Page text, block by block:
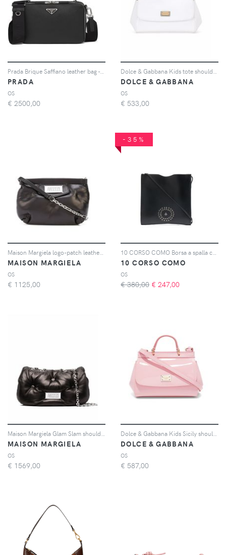
PRADA
OS
€ 2500,00
DOLCE & GABBANA
OS
€ 533,00
MAISON MARGIELA
OS
€ 1125,00
-35%
10 CORSO COMO
OS
€ 380,00 € 247,00
MAISON MARGIELA
OS
€ 1569,00
DOLCE & GABBANA
OS
€ 587,00